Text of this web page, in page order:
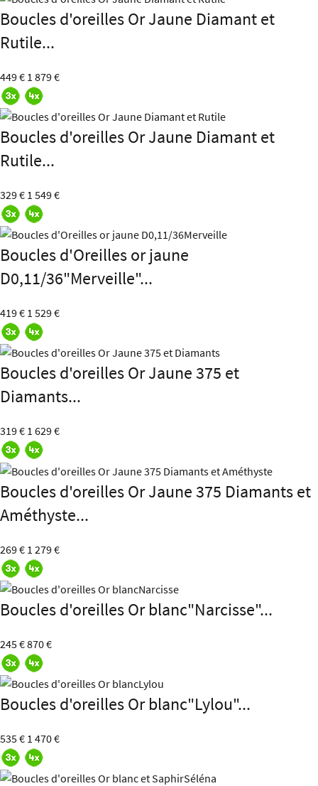
Boucles d'oreilles Or Jaune Diamant et
Rutile...
449 € 1 879 €
Boucles d'oreilles Or Jaune Diamant et
Rutile...
329 € 1 549 €
Boucles d'Oreilles or jaune
D0,11/36"Merveille"...
419 € 1 529 €
Boucles d'oreilles Or Jaune 375 et
Diamants...
319 € 1 629 €
Boucles d'oreilles Or Jaune 375 Diamants et
Améthyste...
269 € 1 279 €
Boucles d'oreilles Or blanc"Narcisse"...
245 €870 €
Boucles d'oreilles Or blanc"Lylou"...
535 € 1 470 €